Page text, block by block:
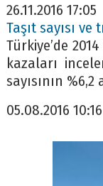
26.11.2016
Taşıt sayısı
Türkiye’de
kazaları
sayısının
05.08.2016